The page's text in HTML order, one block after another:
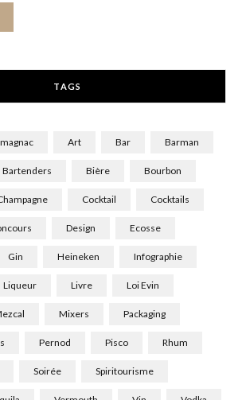
TAGS
Art Bar Barman
Bartenders Bière Bourbon
Cocktail Cocktails
Design Ecosse
Gin Heineken Infographie
Liqueur Livre Loi Evin
Mixers Packaging
Pernod Pisco Rhum
Soirée Spiritourisme